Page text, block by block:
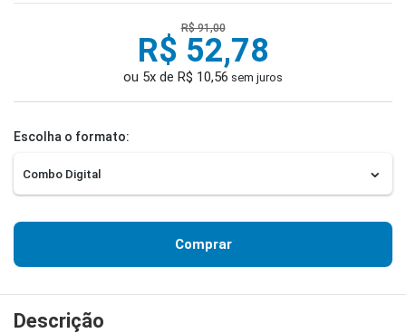
R$ 91,00
R$ 52,78
ou 5x de R$ 10,56 sem juros
Escolha o formato:
Comprar
Descrição